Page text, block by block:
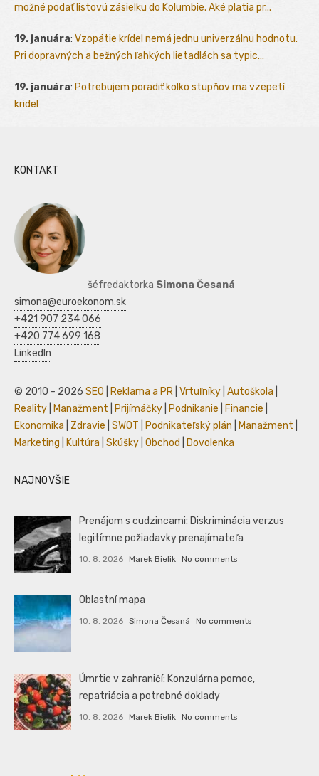
možné podať listovú zásielku do Kolumbie. Aké platia pr...
19. januára: Vzopätie krídel nemá jednu univerzálnu hodnotu.
Pri dopravných a bežných ľahkých lietadlách sa typic...
19. januára: Potrebujem poradiť kolko stupňov ma vzepetí
kridel
KONTAKT
šéfredaktorka Simona Česaná
simona@euroekonom.sk
+421 907 234 066
+420 774 699 168
LinkedIn
© 2010 - 2026 SEO Reklama a PR Vrtuľníky Autoškola
Reality
Manažment Prijímáčky Podnikanie Financie
Ekonomika
Zdravie SWOT Podnikateľský plán Manažment
Marketing
Kultúra Skúšky Obchod Dovolenka
NAJNOVŠIE
Prenájom s cudzincami: Diskriminácia verzus
legitímne požiadavky prenajímateľa
10. 8. 2026 Marek Bielik No comments
Oblastní mapa
10. 8. 2026 Simona Česaná No comments
Úmrtie v zahraničí: Konzulárna pomoc,
repatriácia a potrebné doklady
10. 8. 2026 Marek Bielik No comments